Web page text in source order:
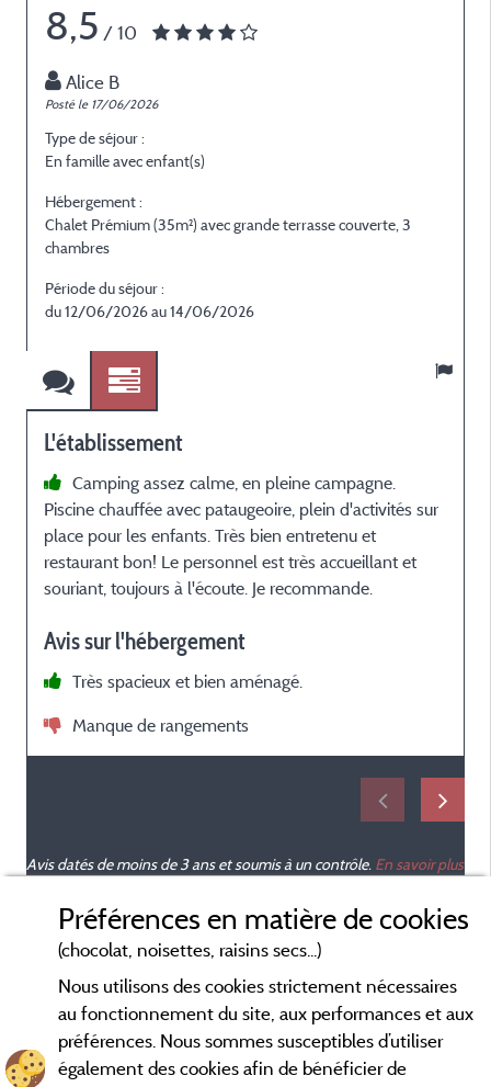
8,5 / 10
Alice B
Posté le 17/06/2026
Type de séjour :
En famille avec enfant(s)
Hébergement :
Chalet Prémium (35m²) avec grande terrasse couverte, 3
chambres
Période du séjour :
du 12/06/2026 au 14/06/2026
L'établissement
Camping assez calme, en pleine campagne.
Piscine chauffée avec pataugeoire, plein d'activités sur
place pour les enfants. Très bien entretenu et
restaurant bon! Le personnel est très accueillant et
souriant, toujours à l'écoute. Je recommande.
Avis sur l'hébergement
Très spacieux et bien aménagé.
Manque de rangements
Avis datés de moins de 3 ans et soumis à un contrôle. En savoir plus
Préférences en matière de cookies
(chocolat, noisettes, raisins secs...)
Nous utilisons des cookies strictement nécessaires
au fonctionnement du site, aux performances et aux
préférences. Nous sommes susceptibles d’utiliser
également des cookies afin de bénéficier de